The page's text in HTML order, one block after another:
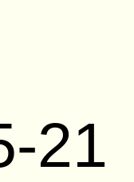
21